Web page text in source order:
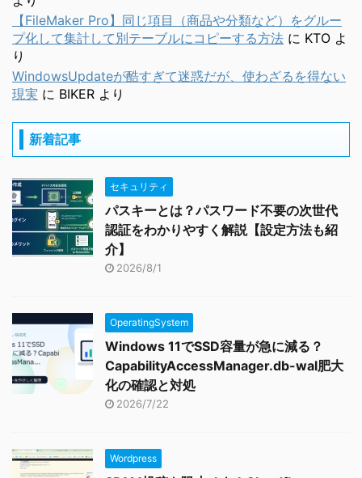
【FileMaker Pro】同じ項目（商品や分類など）をグルー
プ化して集計して別テーブルにコピーする方法 に KTO よ
り
WindowsUpdateが酷すぎて迷惑だが、使わざるを得ない
現実 に BIKER より
新着記事
セキュリティ
パスキーとは？パスワード不要の次世代
認証をわかりやすく解説【設定方法も紹
介】
2026/8/1
OperatingSystem
Windows 11でSSD容量が急に減る？
CapabilityAccessManager.db-wal肥大
化の確認と対処
2026/7/22
Wordpress